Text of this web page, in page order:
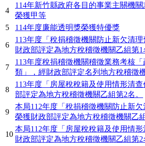
4
114年新竹縣政府各目的事業主關機
榮獲甲等
5
114年度廉能透明獎榮獲特優獎
6
113年度「稅捐稽徵機關防止新欠清
財政部評定為地方稅稽徵機關乙組第1
7
113年度稅捐稽徵機關稽徵業務考核
類」，經財政部評定名列地方稅稽徵
8
113年度「房屋稅稅籍及使用情形清
部評定為地方稅稽徵機關乙組第2名。
9
本局112年度「稅捐稽徵機關防止新欠
榮獲財政部評定為地方稅稽徵機關乙
10
本局112年度「房屋稅稅籍及使用情
財政部評定為地方稅稽徵機關乙組第2